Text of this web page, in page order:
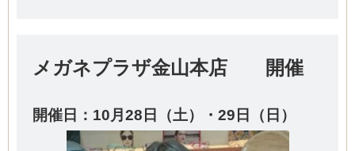
メガネプラザ金山本店 開催
開催日：10月28日（土）・29日（日）